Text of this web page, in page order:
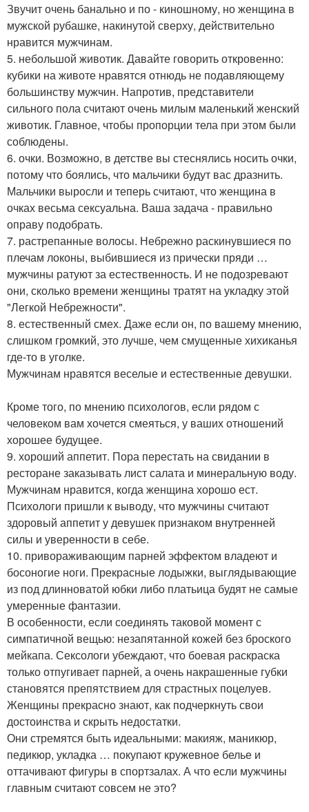
Звучит очень банально и по - киношному, но женщина в
мужской рубашке, накинутой сверху, действительно
нравится мужчинам.
5. небольшой животик. Давайте говорить откровенно:
кубики на животе нравятся отнюдь не подавляющему
большинству мужчин. Напротив, представители
сильного пола считают очень милым маленький женский
животик. Главное, чтобы пропорции тела при этом были
соблюдены.
6. очки. Возможно, в детстве вы стеснялись носить очки,
потому что боялись, что мальчики будут вас дразнить.
Мальчики выросли и теперь считают, что женщина в
очках весьма сексуальна. Ваша задача - правильно
оправу подобрать.
7. растрепанные волосы. Небрежно раскинувшиеся по
плечам локоны, выбившиеся из прически пряди …
мужчины ратуют за естественность. И не подозревают
они, сколько времени женщины тратят на укладку этой
"Легкой Небрежности".
8. естественный смех. Даже если он, по вашему мнению,
слишком громкий, это лучше, чем смущенные хихиканья
где-то в уголке.
Мужчинам нравятся веселые и естественные девушки.
Кроме того, по мнению психологов, если рядом с
человеком вам хочется смеяться, у ваших отношений
хорошее будущее.
9. хороший аппетит. Пора перестать на свидании в
ресторане заказывать лист салата и минеральную воду.
Мужчинам нравится, когда женщина хорошо ест.
Психологи пришли к выводу, что мужчины считают
здоровый аппетит у девушек признаком внутренней
силы и уверенности в себе.
10. привораживающим парней эффектом владеют и
босоногие ноги. Прекрасные лодыжки, выглядывающие
из под длинноватой юбки либо платьица будят не самые
умеренные фантазии.
В особенности, если соединять таковой момент с
симпатичной вещью: незапятанной кожей без броского
мейкапа. Сексологи убеждают, что боевая раскраска
только отпугивает парней, а очень накрашенные губки
становятся препятствием для страстных поцелуев.
Женщины прекрасно знают, как подчеркнуть свои
достоинства и скрыть недостатки.
Они стремятся быть идеальными: макияж, маникюр,
педикюр, укладка … покупают кружевное белье и
оттачивают фигуры в спортзалах. А что если мужчины
главным считают совсем не это?